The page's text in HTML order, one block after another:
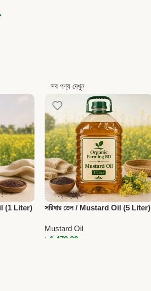
সব পণ্য দেখুন
(1 Liter) সরিষার তেল / Mustard Oil (5 Liter)
Mustard Oil
৳ 1,470.00